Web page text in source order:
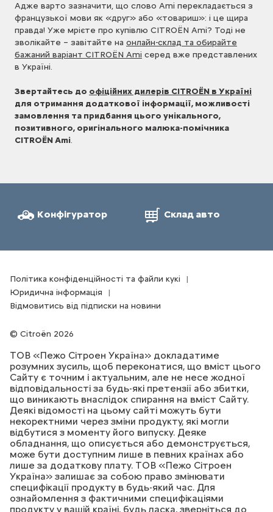
Адже варто зазначити, що слово Ami перекладається з
французької мови як «друг» або «товариш»: і це щира
правда! Уже мрієте про купівлю CITROЁN Ami? Тоді не
зволікайте – завітайте на онлайн-склад та обирайте
бажаний варіант CITROЁN Ami серед вже представлених
в Україні.
Звертайтесь до офіційних дилерів CITROЁN в Україні
для отримання додаткової інформації, можливості
замовлення та придбання цього унікального,
позитивного, оригінального малюка-помічника
CITROЁN Ami.
Конфігуратор Склад авто
Citroën 2026
Політика конфіденційності та файли кукі
Юридична інформація
Відмовитись від підписки на новини
ТОВ «Пежо Сітроен Україна» докладатиме
розумних зусиль, щоб переконатися, що вміст цього
Сайту є точним і актуальним, але не несе жодної
відповідальності за будь-які претензії або збитки,
що виникають внаслідок спирання на вміст Сайту.
Деякі відомості на цьому сайті можуть бути
некоректними через зміни продукту, які могли
відбутися з моменту його випуску. Деяке
обладнання, що описується або демонструється,
може бути доступним лише в певних країнах або
лише за додаткову плату. ТОВ «Пежо Сітроен
Україна» залишає за собою право змінювати
специфікації продукту в будь-який час. Для
ознайомлення з фактичними специфікаціями
продукту у вашій країні, будь ласка, зверніться до